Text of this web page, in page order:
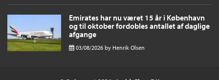
Emirates har nu været 15 år i København
og til oktober fordobles antallet af daglige
afgange
03/08/2026 by Henrik Olsen